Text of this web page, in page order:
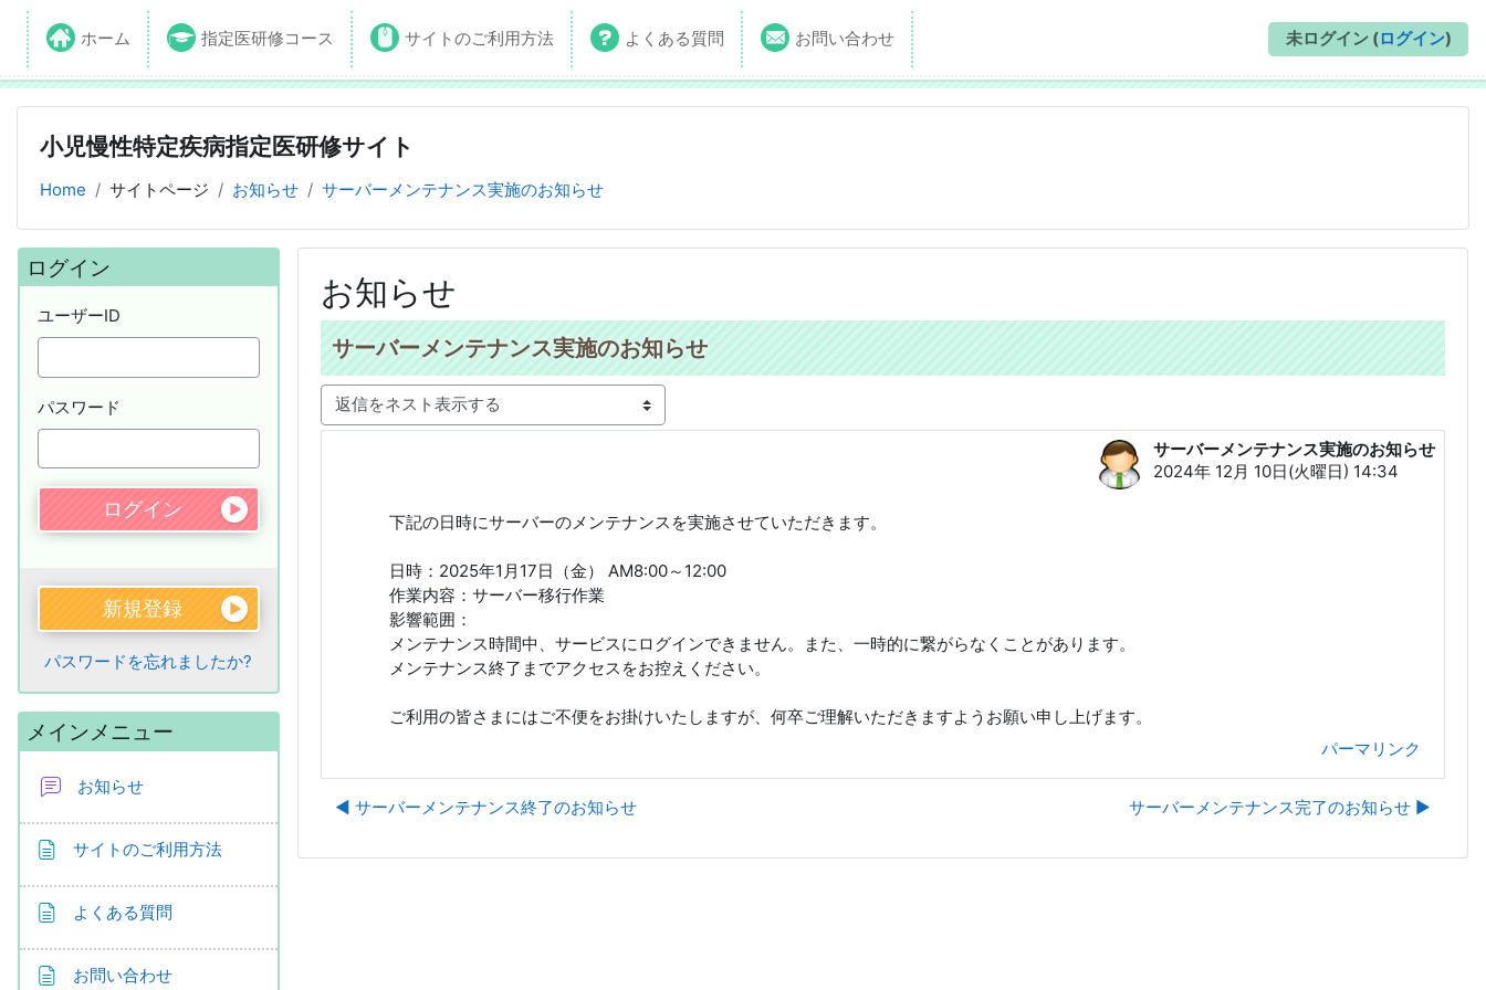
ホーム 指定医研修コース サイトのご利用方法 よくある質問 お問い合わせ 未ログイン (ログイン)
小児慢性特定疾病指定医研修サイト
Home サイトページ お知らせ サーバーメンテナンス実施のお知らせ
お知らせ
サーバーメンテナンス実施のお知らせ
表示モード
サーバーメンテナンス実施のお知らせ
2024年 12月 10日(火曜日) 14:34
返信数: 0
下記の日時にサーバーのメンテナンスを実施させていただきます。
日時：2025年1月17日（金） AM8:00～12:00
作業内容：サーバー移行作業
影響範囲：
メンテナンス時間中、サービスにログインできません。また、一時的に繋がらなくことがあります。
メンテナンス終了までアクセスをお控えください。
ご利用の皆さまにはご不便をお掛けいたしますが、何卒ご理解いただきますようお願い申し上げます。
パーマリンク
◀︎ サーバーメンテナンス終了のお知らせ サーバーメンテナンス完了のお知らせ ▶︎
ブロック
ログイン をスキップする
ログイン
ユーザーID
パスワード
新規登録
パスワードを忘れましたか?
メインメニュー をスキップする
メインメニュー
お知らせ
サイトのご利用方法ページ
よくある質問ページ
お問い合わせページ